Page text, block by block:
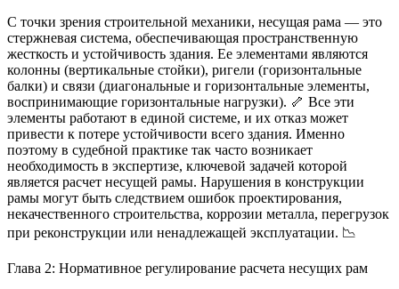
С точки зрения строительной механики, несущая рама — это
стержневая система, обеспечивающая пространственную
жесткость и устойчивость здания. Ее элементами являются
колонны (вертикальные стойки), ригели (горизонтальные
балки) и связи (диагональные и горизонтальные элементы,
воспринимающие горизонтальные нагрузки). 🦴 Все эти
элементы работают в единой системе, и их отказ может
привести к потере устойчивости всего здания. Именно
поэтому в судебной практике так часто возникает
необходимость в экспертизе, ключевой задачей которой
является расчет несущей рамы. Нарушения в конструкции
рамы могут быть следствием ошибок проектирования,
некачественного строительства, коррозии металла, перегрузок
при реконструкции или ненадлежащей эксплуатации. 📉
Глава 2: Нормативное регулирование расчета несущих рам